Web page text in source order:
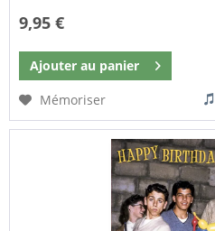
9,95 €
Ajouter au panier
Mémoriser